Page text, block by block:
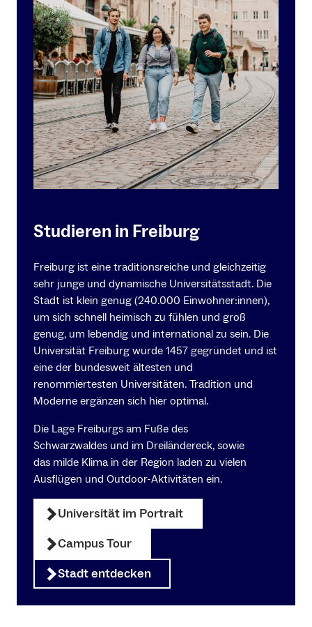
Studieren in Freiburg
Freiburg ist eine traditionsreiche und gleichzeitig
sehr junge und dynamische Universitätsstadt. Die
Stadt ist klein genug (240.000 Einwohner:innen),
um sich schnell heimisch zu fühlen und groß
genug, um lebendig und international zu sein. Die
Universität Freiburg wurde 1457 gegründet und ist
eine der bundesweit ältesten und
renommiertesten Universitäten. Tradition und
Moderne ergänzen sich hier optimal.
Die Lage Freiburgs am Fuße des
Schwarzwaldes und im Dreiländereck, sowie
das milde Klima in der Region laden zu vielen
Ausflügen und Outdoor-Aktivitäten ein.
Universität im Portrait
Campus Tour
Stadt entdecken